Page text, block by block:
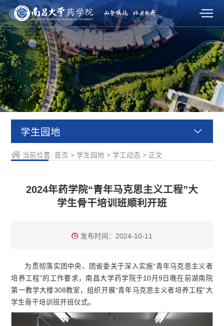
学生园地
当前位置: 首页 > 学生园地 > 学工动态 > 正文
2024年药学院“青年马克思主义工程”大
学生骨干培训班顺利开班
发布时间：2024-10-11
为贯彻落实团中央、团省委关于深入实施“青年马克思主义者
培养工程”的工作要求，南昌大学药学院于10月9日晚在前湖南院
第一教学大楼308教室，组织开展“青年马克思主义者培养工程”大
学生骨干培训班开班仪式。